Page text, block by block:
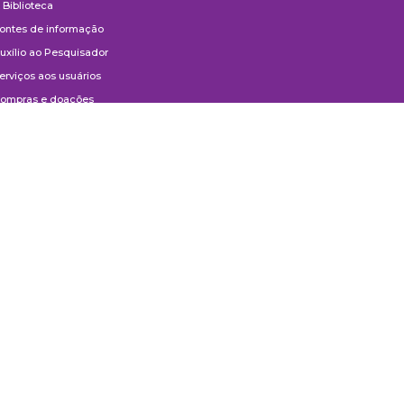
Biblioteca
de informação
ao Pesquisador
aos usuários
e doações